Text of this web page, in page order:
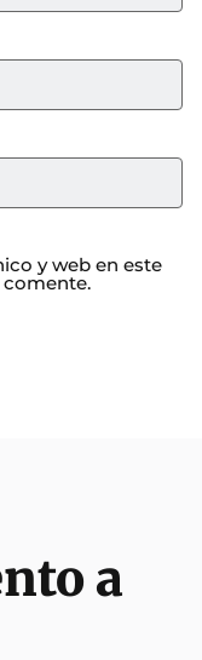
y web en este
comente.
a